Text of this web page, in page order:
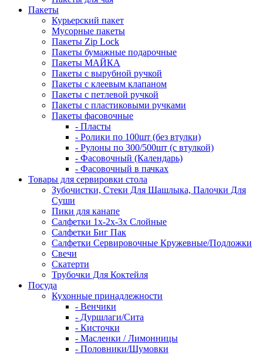
Пакеты
Курьерский пакет
Мусорные пакеты
Пакеты Zip Lock
Пакеты бумажные подарочные
Пакеты МАЙКА
Пакеты с вырубной ручкой
Пакеты с клеевым клапаном
Пакеты с петлевой ручкой
Пакеты с пластиковыми ручками
Пакеты фасовочные
- Пласты
- Ролики по 100шт (без втулки)
- Рулоны по 300/500шт (с втулкой)
- Фасовочный (Календарь)
- Фасовочный в пачках
Товары для сервировки стола
Зубочистки, Стеки Для Шашлыка, Палочки Для
Суши
Пики для канапе
Салфетки 1х-2х-3х Слойные
Салфетки Биг Пак
Салфетки Сервировочные Кружевные/Подложки
Свечи
Скатерти
Трубочки Для Коктейля
Посуда
Кухонные принадлежности
- Венчики
- Дуршлаги/Сита
- Кисточки
- Масленки / Лимонницы
- Половники/Шумовки